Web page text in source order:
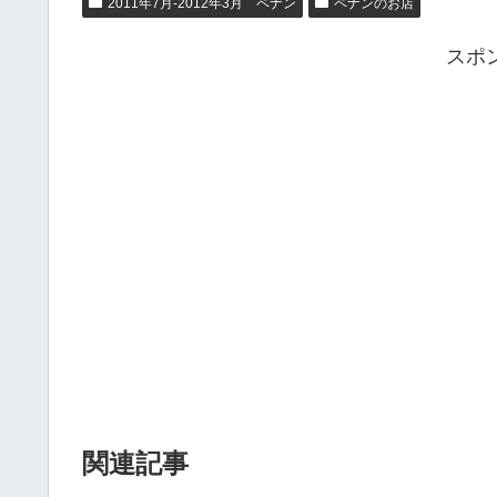
2011年7月-2012年3月 ペナン ペナンのお店
スポ
関連記事